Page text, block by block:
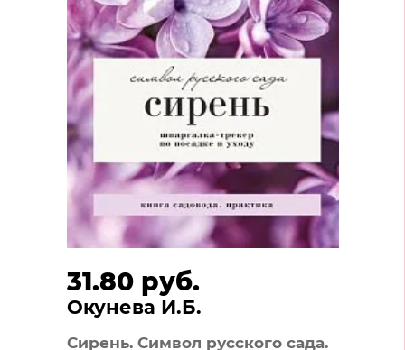
31.80 руб.
Окунева И.Б.
Сирень. Символ русского сада.